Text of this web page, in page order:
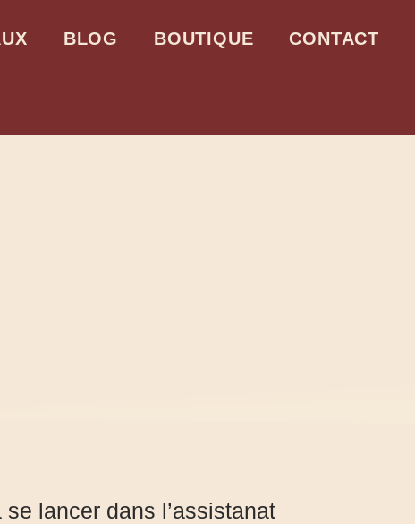
BLOG BOUTIQUE CONTACT
lancer dans l’assistanat